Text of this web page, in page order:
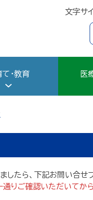
文字サ
・教育 医
したら、下記お問い合せ
りご確認いただいてから